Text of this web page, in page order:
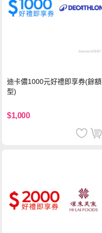
迪卡儂1000元好禮即享券(餘額
型)
$1,000